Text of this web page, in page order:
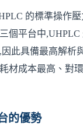
的標準操作
個平台中,UHPLC
此具備最高解析
成本最高、對
的優勢